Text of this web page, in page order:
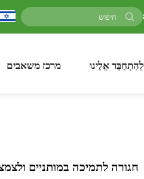
לְהִתְחַבֵּר אֵלֵינוּ מרכז משאבים
חגורה לתמיכה במותניים